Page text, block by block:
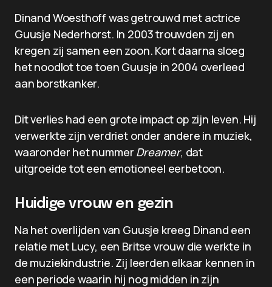
Dinand Woesthoff was getrouwd met actrice
Guusje Nederhorst. In 2003 trouwden zij en
kregen zij samen een zoon. Kort daarna sloeg
het noodlot toe toen Guusje in 2004 overleed
aan borstkanker.
Dit verlies had een grote impact op zijn leven. Hij
verwerkte zijn verdriet onder andere in muziek,
waaronder het nummer Dreamer, dat
uitgroeide tot een emotioneel eerbetoon.
Huidige vrouw en gezin
Na het overlijden van Guusje kreeg Dinand een
relatie met Lucy, een Britse vrouw die werkte in
de muziekindustrie. Zij leerden elkaar kennen in
een periode waarin hij nog midden in zijn